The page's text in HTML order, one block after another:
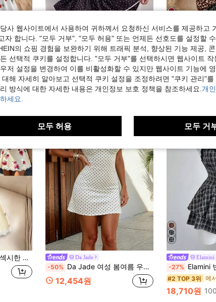
시 슬립 드레스
Glamine
-50% Glamine 레트로 섹시 도트 러플 스트랩 미니 드레스
7,790원
4
Soleia
-25% Soleia 여성용 섹시한 스파게티 스트랩 브이넥 레이스
16,590원
레스, 휴가 드레스, 섹시 드레스, 우아한 드레스에 적합 Da Jade
-50% Da Jade 여성 봄여름 우아한 더블 러플 오프숄더 폴카도트 드레스, 트위스트 프론트 슬림 바디콘 빈티지 미니 스커트, 비치 데이트 일상 파티용
12,454원
Elamini
-27% Elamini 빈티지 체크 레이스 패치워크 섹시
#2 TOP 3위
18,710원
사 웹사이트에서 사용하여 귀하께서 요청하신 서비스를 제공하고
자 합니다. "모두 거부", "모두 허용" 또는 언제든 선호도를 설정할
의 쇼핑 경험을 보완하기 위해 트래픽 분석, 향상된 기능 제공,
선택적 쿠키를 설정합니다. "모두 거부"를 선택하시면 웹사이트
저 설정을 변경하여 이를 비활성화할 수 있지만 웹사이트 기능에
해 자세히 알아보고 선택적 쿠키 설정을 조정하려면 "쿠키 관리"
방식에 대한 자세한 내용은 개인정보 보호 정책을 참조하세요. 개
세요.
모두 허용 모두 거